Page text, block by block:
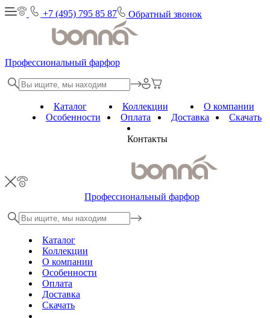
+7 (495) 795 85 87 Обратный звонок
Профессиональный фарфор
Каталог Коллекции
О компании
Особенности
Оплата Доставка Скачать
Контакты
Профессиональный фарфор
Каталог
Коллекции
О компании
Особенности
Оплата
Доставка
Скачать